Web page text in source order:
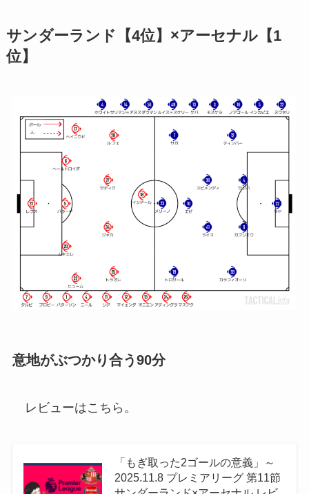
サンダーランド【4位】×アーセナル【1
位】
意地がぶつかり合う90分
レビューはこちら。
「もぎ取った2ゴールの意義」～
2025.11.8 プレミアリーグ 第11節